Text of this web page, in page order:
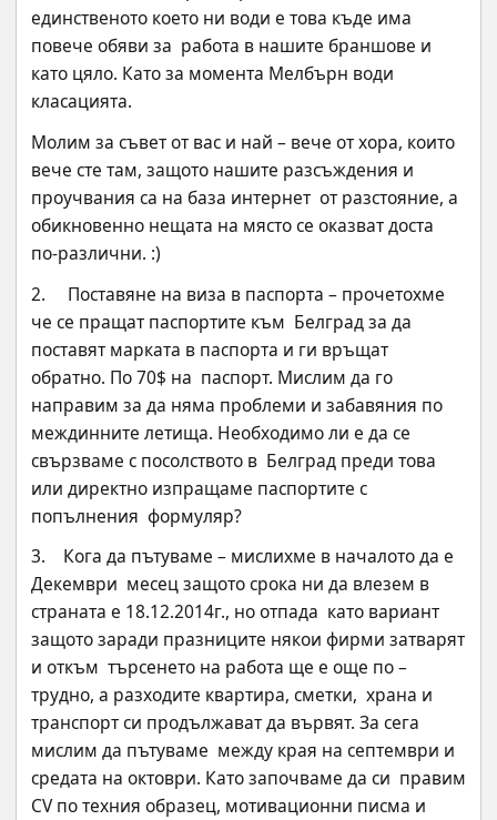
единственото което ни води е това къде има
повече обяви за  работа в нашите браншове и
като цяло. Като за момента Мелбърн води
класацията.
Молим за съвет от вас и най – вече от хора, които
вече сте там, защото нашите разсъждения и
проучвания са на база интернет  от разстояние, а
обикновенно нещата на място се оказват доста
по-различни. :)
2.     Поставяне на виза в паспорта – прочетохме
че се пращат паспортите към  Белград за да
поставят марката в паспорта и ги връщат
обратно. По 70$ на  паспорт. Мислим да го
направим за да няма проблеми и забавяния по
междинните летища. Необходимо ли е да се
свързваме с посолството в  Белград преди това
или директно изпращаме паспортите с
попълнения  формуляр?
3.    Кога да пътуваме – мислихме в началото да е
Декември  месец защото срока ни да влезем в
страната е 18.12.2014г., но отпада  като вариант
защото заради празниците някои фирми затварят
и откъм  търсенето на работа ще е още по –
трудно, а разходите квартира, сметки,  храна и
транспорт си продължават да вървят. За сега
мислим да пътуваме  между края на септември и
средата на октоври. Като започваме да си  правим
CV по техния образец, мотивационни писма и